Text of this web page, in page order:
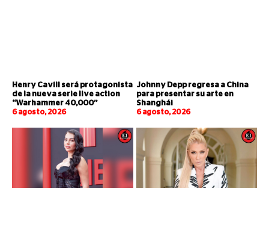
Henry Cavill será protagonista
de la nueva serie live action
“Warhammer 40,000”
6 agosto, 2026
Johnny Depp regresa a China
para presentar su arte en
Shanghái
6 agosto, 2026